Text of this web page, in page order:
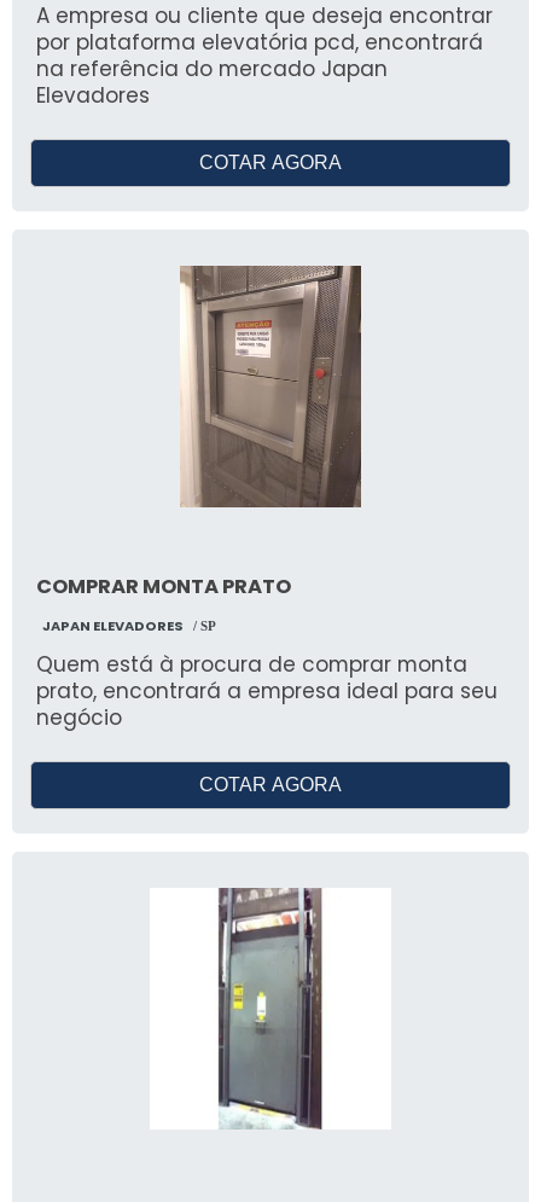
A empresa ou cliente que deseja encontrar
por plataforma elevatória pcd, encontrará
na referência do mercado Japan
Elevadores
COTAR AGORA
COMPRAR MONTA PRATO
JAPAN ELEVADORES / SP
Quem está à procura de comprar monta
prato, encontrará a empresa ideal para seu
negócio
COTAR AGORA